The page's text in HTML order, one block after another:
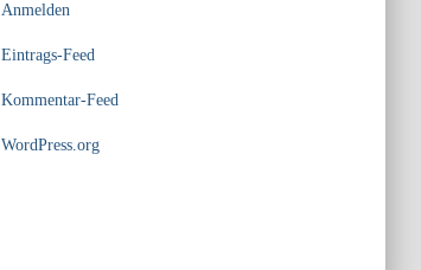
Anmelden
Eintrags-Feed
Kommentar-Feed
WordPress.org